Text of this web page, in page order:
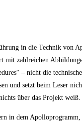
in die Technik von
zahlreichen
– nicht die
und setzt beim Leser
über das Projekt
in dem